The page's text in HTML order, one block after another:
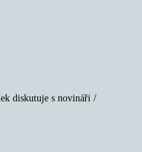
diskutuje s novináři /